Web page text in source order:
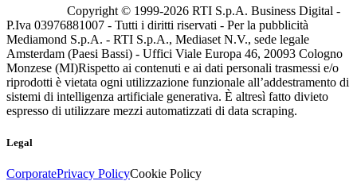
Copyright © 1999-2026 RTI S.p.A. Business Digital -
P.Iva 03976881007 - Tutti i diritti riservati - Per la pubblicità
Mediamond S.p.A. - RTI S.p.A., Mediaset N.V., sede legale
Amsterdam (Paesi Bassi) - Uffici Viale Europa 46, 20093 Cologno
Monzese (MI)Rispetto ai contenuti e ai dati personali trasmessi e/o
riprodotti è vietata ogni utilizzazione funzionale all’addestramento di
sistemi di intelligenza artificiale generativa. È altresì fatto divieto
espresso di utilizzare mezzi automatizzati di data scraping.
Legal
CorporatePrivacy PolicyCookie Policy